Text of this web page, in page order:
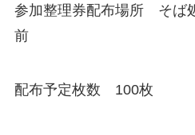
参加整理券配布場所 そば
前
配布予定枚数 100枚